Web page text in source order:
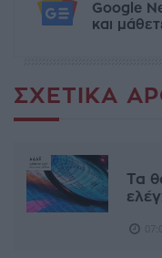
Google
και
ΣΧΕΤΙΚΆ
Τα